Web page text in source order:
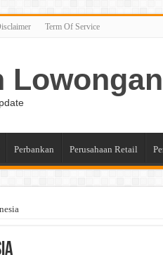
Term Of Service
Lowongan
Perbankan Perusahaan Retail